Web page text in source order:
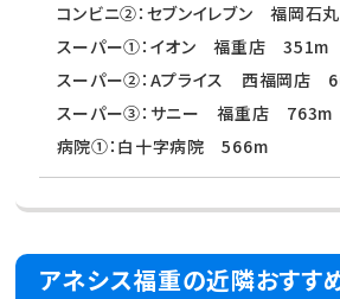
コンビニ②：セブンイレブン 福岡
スーパー①：イオン 福重店 351m
スーパー②：Aプライス 西福岡店
スーパー③：サニー 福重店 763m
病院①：白十字病院 566m
アネシス福重の近隣おすす